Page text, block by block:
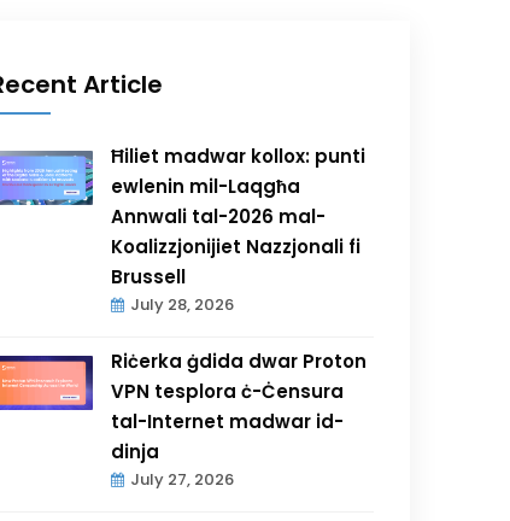
Article
Ħiliet madwar kollox: punti
ewlenin mil-Laqgħa
Annwali tal-2026 mal-
Koalizzjonijiet Nazzjonali fi
Brussell
July 28, 2026
Riċerka ġdida dwar Proton
VPN tesplora ċ-Ċensura
tal-Internet madwar id-
dinja
July 27, 2026